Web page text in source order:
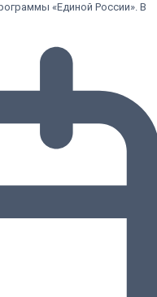
«Единой России». В